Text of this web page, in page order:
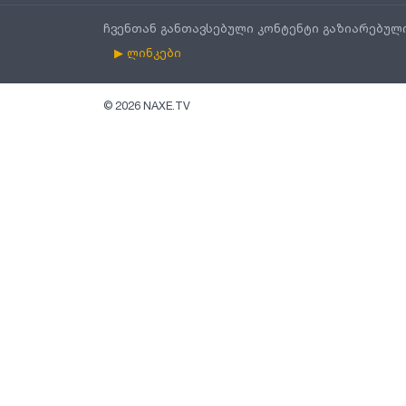
ჩვენთან განთავსებული კონტენტი
▶ ლინკები
© 2026 NAXE.TV